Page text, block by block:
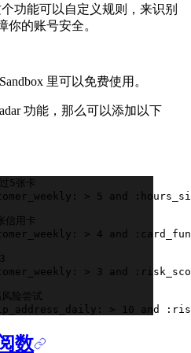
功能可以自定义规则，来识别
你的账号安全。
里可以免费使用。
功能，那么可以添加以下
5张卡
> 5 and
信用卡
> 4 and
> 3 and
险尝试
> 10 and
数